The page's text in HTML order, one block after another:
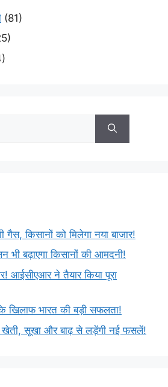
(81)
गैस, किसानों को मिलेगा नया बाजार!
भी बढ़ाएगा किसानों की आमदनी!
आईसीएआर ने तैयार किया पूरा
खिलाफ भारत की बड़ी सफलता!
खेती, सूखा और बाढ़ से लड़ेंगी नई फसलें!